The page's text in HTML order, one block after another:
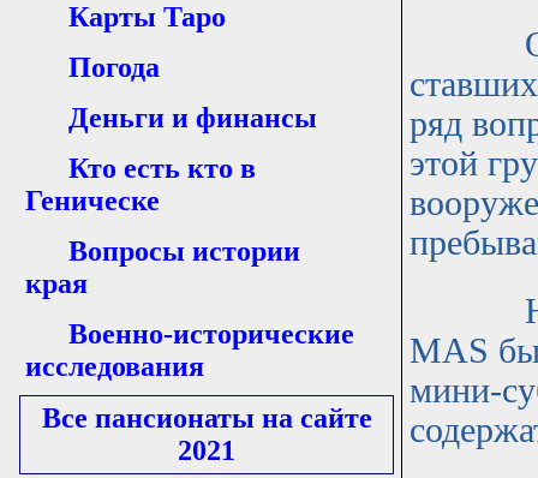
Карты Таро
Погода
Деньги и финансы
Кто есть кто в
Геническе
Вопросы истории
края
Военно-исторические
исследования
Все пансионаты на сайте
2021
ряд
этой
На
MAS
мини-